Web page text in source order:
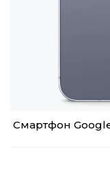
Смартфон